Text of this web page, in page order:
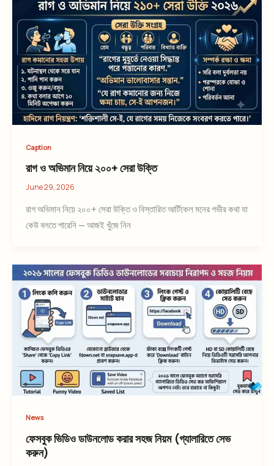
Caption
রাগ ও অভিমান নিয়ে ২০০+ সেরা উক্তি
June 29, 2026
রাগ অভিমান নিয়ে ২০০+ সেরা উক্তি ও বিস্তারিত আর্টিকেল মনের গভীর কথা যা
কেউ বলতে পারেনি — আজই খুঁজে নিন
News
ফেসবুক ভিডিও ডাউনলোড করার সহজ নিয়ম (গ্যালারিতে সেভ
করুন)